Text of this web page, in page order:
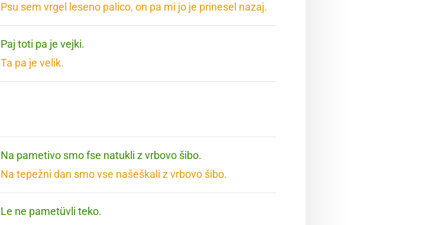
Psu sem vrgel leseno palico, on pa mi jo je prinesel nazaj.
Paj toti pa je vejki.
Ta pa je velik.
Na pametivo smo fse natukli z vrbovo šibo.
Na tepežni dan smo vse našeškali z vrbovo šibo.
Le ne pametüvli teko.